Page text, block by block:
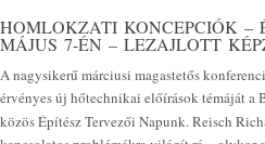
HOMLOKZATI KONCEPCIÓK –
MÁJUS 7-ÉN – LEZAJLOTT
A nagysikerű márciusi magastetős
érvényes új hőtechnikai előírások témáját a
közös Építész Tervezői Napunk. Reisch